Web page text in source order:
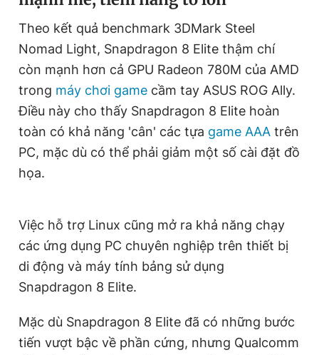
© 2003-2026 Bản quyền thuộc về Báo Thanh Niên. Cấm sao
chép dưới mọi hình thức nếu không có sự chấp thuận bằng văn
bản. Phát triển bởi ePi Technologies, JSC.
Theo kết quả benchmark 3DMark Steel
Nomad Light, Snapdragon 8 Elite thậm chí
còn mạnh hơn cả GPU Radeon 780M của AMD
trong máy chơi game cầm tay ASUS ROG Ally.
Điều này cho thấy Snapdragon 8 Elite hoàn
toàn có khả năng 'cân' các tựa game AAA trên
PC, mặc dù có thể phải giảm một số cài đặt đồ
họa.
Việc hỗ trợ Linux cũng mở ra khả năng chạy
các ứng dụng PC chuyên nghiệp trên thiết bị
di động và máy tính bảng sử dụng
Snapdragon 8 Elite.
Mặc dù Snapdragon 8 Elite đã có những bước
tiến vượt bậc về phần cứng, nhưng Qualcomm